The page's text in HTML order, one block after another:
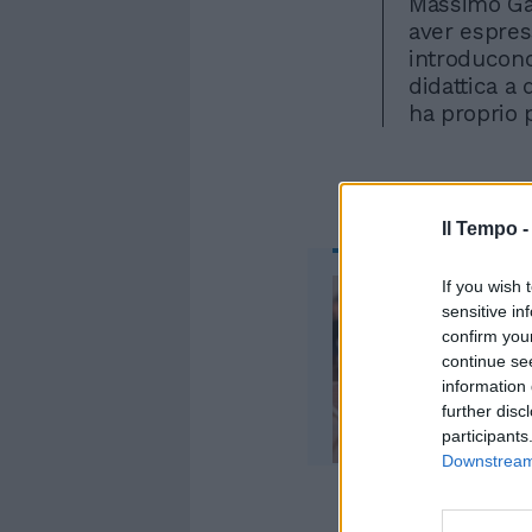
Il Tempo -
If you wish
sensitive
confirm
continue
information
further
aver
didattica a
ha proprio